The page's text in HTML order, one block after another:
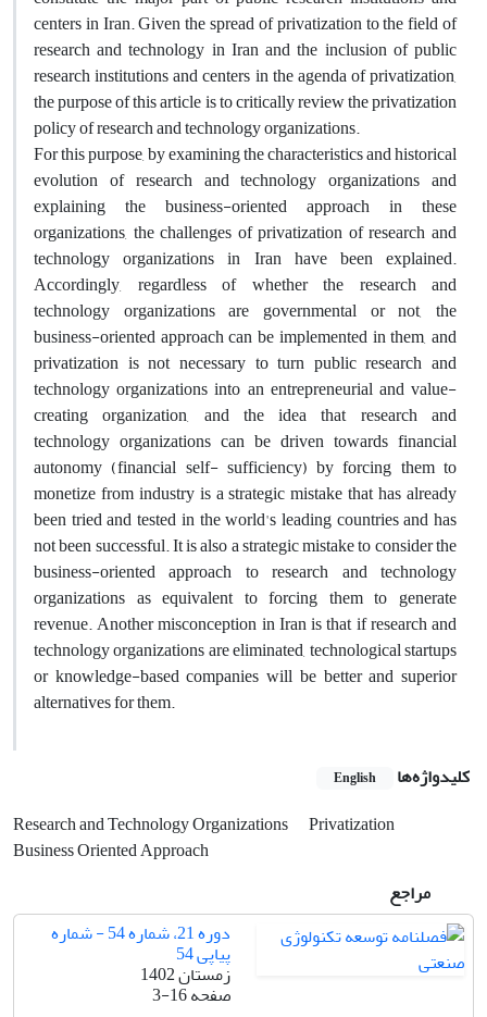
centers in Iran. Given the spread of privatization to the field of
research and technology in Iran and the inclusion of public
research institutions and centers in the agenda of privatization,
the purpose of this article is to critically review the privatization
policy of research and technology organizations.
For this purpose, by examining the characteristics and historical
evolution of research and technology organizations and
explaining the business-oriented approach in these
organizations, the challenges of privatization of research and
technology organizations in Iran have been explained.
Accordingly, regardless of whether the research and
technology organizations are governmental or not, the
business-oriented approach can be implemented in them, and
privatization is not necessary to turn public research and
technology organizations into an entrepreneurial and value-
creating organization, and the idea that research and
technology organizations can be driven towards financial
autonomy (financial self- sufficiency) by forcing them to
monetize from industry is a strategic mistake that has already
been tried and tested in the world's leading countries and has
not been successful. It is also a strategic mistake to consider the
business-oriented approach to research and technology
organizations as equivalent to forcing them to generate
revenue. Another misconception in Iran is that if research and
technology organizations are eliminated, technological startups
or knowledge-based companies will be better and superior
alternatives for them.
کلیدواژه‌ها English
Research and Technology Organizations
Privatization
Business Oriented Approach
مراجع
دوره 21، شماره 54 - شماره
پیاپی 54
زمستان 1402
صفحه3-16